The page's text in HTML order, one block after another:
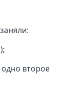
второе